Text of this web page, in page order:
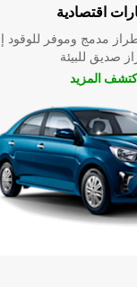
اقتصادية
مدمج وموفر للوقود
صديق للبيئة
المزيد